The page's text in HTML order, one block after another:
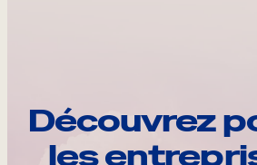
Découvrez
les